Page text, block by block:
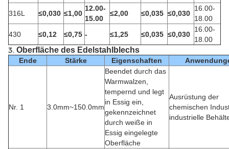
316L
≤0,030 ≤1,00
12.00-
15.00
≤2,00 ≤0,035 ≤0,030
16.00-
18.00
430
≤0,12 ≤0,75 - ≤1,25 ≤0,035 ≤0,030
16.00-
18.00
3. Oberfläche des Edelstahlblechs
Ende Stärke Eigenschaften
Nr. 1 3.0mm~150.0mm
Beendet durch das
Warmwalzen,
tempernd und legt
in Essig ein,
gekennzeichnet
durch weiße in
Essig eingelegte
Oberfläche
Ausrüstung der
chemischen
industrielle